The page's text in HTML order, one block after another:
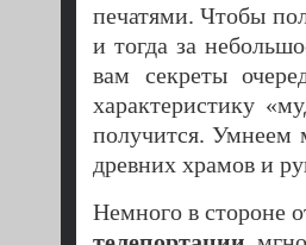
печатями. Чтобы
и тогда за
вам секреты
характеристику
получится. Умнеем
древних храмов и
Немного в стороне